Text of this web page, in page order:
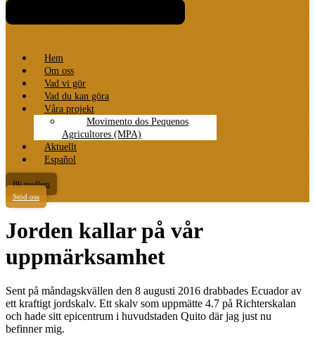
Hem
Om oss
Vad vi gör
Vad du kan göra
Våra projekt
Movimento dos Pequenos
Agricultores (MPA)
Aktuellt
Español
Bli medlem
Stöd oss
Jorden kallar på vår
uppmärksamhet
Sent på måndagskvällen den 8 augusti 2016 drabbades Ecuador av
ett kraftigt jordskalv. Ett skalv som uppmätte 4.7 på Richterskalan
och hade sitt epicentrum i huvudstaden Quito där jag just nu
befinner mig.